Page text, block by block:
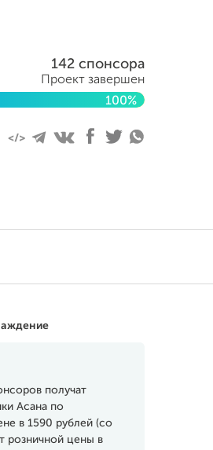
142 спонсора
Проект завершен
100%
получат
Асана по
в 1590 рублей (со
розничной цены в